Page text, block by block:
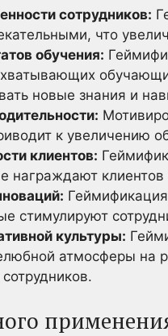
сотрудников:
что
обучения:
новые знания и
к увеличению
клиентов:
награждают
стимулируют
культуры:
атмосферы на